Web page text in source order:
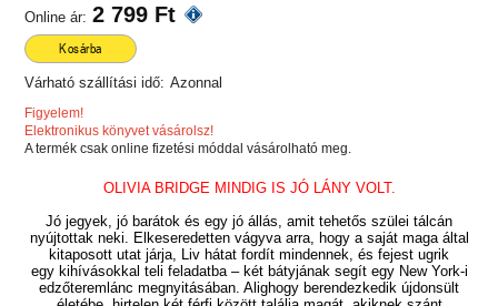
Online ár: 2 799 Ft
Kosárba
Várható szállítási idő: Azonnal
Figyelem!
Elektronikus könyvet vásárolsz!
A termék csak online fizetési móddal vásárolható meg.
OLIVIA BRIDGE MINDIG IS JÓ LÁNY VOLT.
Jó jegyek, jó barátok és egy jó állás, amit tehetős szülei tálcán
nyújtottak neki. Elkeseredetten vágyva arra, hogy a saját maga által
kitaposott utat járja, Liv hátat fordít mindennek, és fejest ugrik
egy kihívásokkal teli feladatba – két bátyjának segít egy New York-i
edzőteremlánc megnyitásában. Alighogy berendezkedik újdonsült